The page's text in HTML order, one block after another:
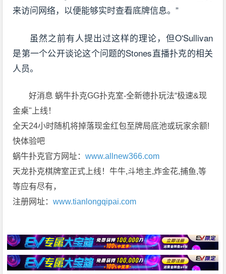
来访问网络，以便能够实时查看底牌信息。”
虽然之前有人提出过这样的理论，但O'Sullivan
是第一个公开谈论这个问题的Stones直播扑克的相关
人员。
好消息 蜗牛扑克GG扑克室-全新德扑玩法“极速&现
金桌"上线！
全天24小时随机将掉落现金红包至牌局底池或玩家余额!
快体验吧
蜗牛扑克官方网址：www.allnew366.com
天龙扑克棋牌室正式上线！牛牛,斗地主,炸金花,捕鱼,等
等应有尽有，
注册网址：www.tianlongqipai.com